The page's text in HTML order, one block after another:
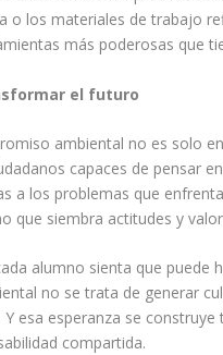
o los materiales de trabajo
más poderosas que
el futuro
ambiental no es solo
capaces de pensar
a los problemas que
que siembra actitudes y
alumno sienta que puede
no se trata de generar
Y esa esperanza se
compartida.